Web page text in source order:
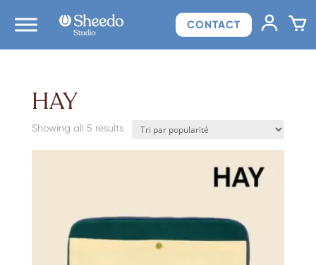
CONTACT
HAY
Showing all 5 resultsSorted